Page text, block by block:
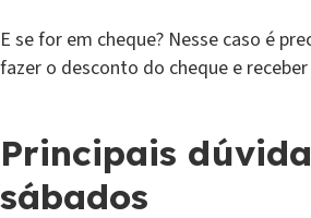
E se for em cheque? Nesse caso é
fazer o desconto do cheque e
Principais
sábados